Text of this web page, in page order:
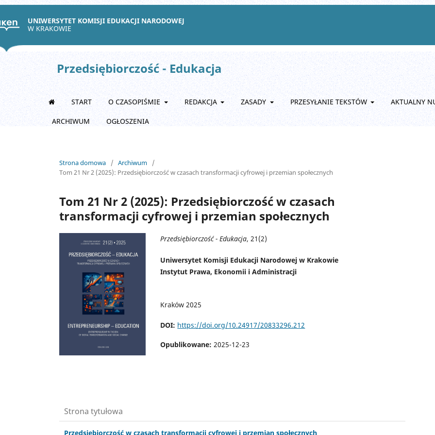
UNIWERSYTET KOMISJI EDUKACJI NARODOWEJ
W KRAKOWIE
Przedsiębiorczość - Edukacja
START O CZASOPIŚMIE REDAKCJA ZASADY PRZESYŁANIE TEKSTÓW AKTUALNY
ARCHIWUM OGŁOSZENIA
Strona domowa / Archiwum
/
Tom 21 Nr 2 (2025): Przedsiębiorczość w czasach transformacji cyfrowej i przemian społecznych
Tom 21 Nr 2 (2025): Przedsiębiorczość w czasach
transformacji cyfrowej i przemian społecznych
Przedsiębiorczość - Edukacja, 21(2)
Uniwersytet Komisji Edukacji Narodowej w Krakowie
Instytut Prawa, Ekonomii i Administracji
Kraków 2025
DOI: https://doi.org/10.24917/20833296.212
Opublikowane:2025-12-23
Strona tytułowa
Przedsiębiorczość w czasach transformacji cyfrowej i przemian społecznych